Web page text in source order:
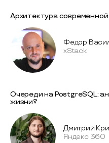
Архитектура
Федор
xStack
Очереди на PostgreSQL:
жизни?
Дмитрий
Яндекс 360